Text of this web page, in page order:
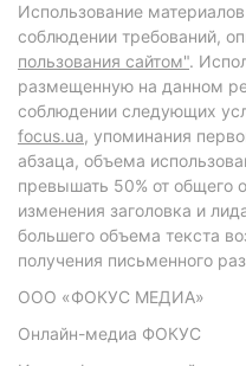
Использование
соблюдении требований,
пользования сайтом".
размещенную на данном
соблюдении следующих
focus.ua, упоминания
абзаца, объема
превышать 50% от общего
изменения заголовка и
большего объема текста
получения письменного
ООО «ФОКУС МЕДИА»
Онлайн-медиа ФОКУС